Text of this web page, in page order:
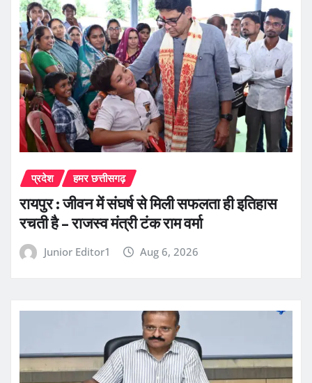
प्रदेश हमर छत्तीसगढ़
रायपुर : जीवन में संघर्ष से मिली सफलता ही इतिहास
रचती है – राजस्व मंत्री टंक राम वर्मा
Junior Editor1 Aug 6, 2026